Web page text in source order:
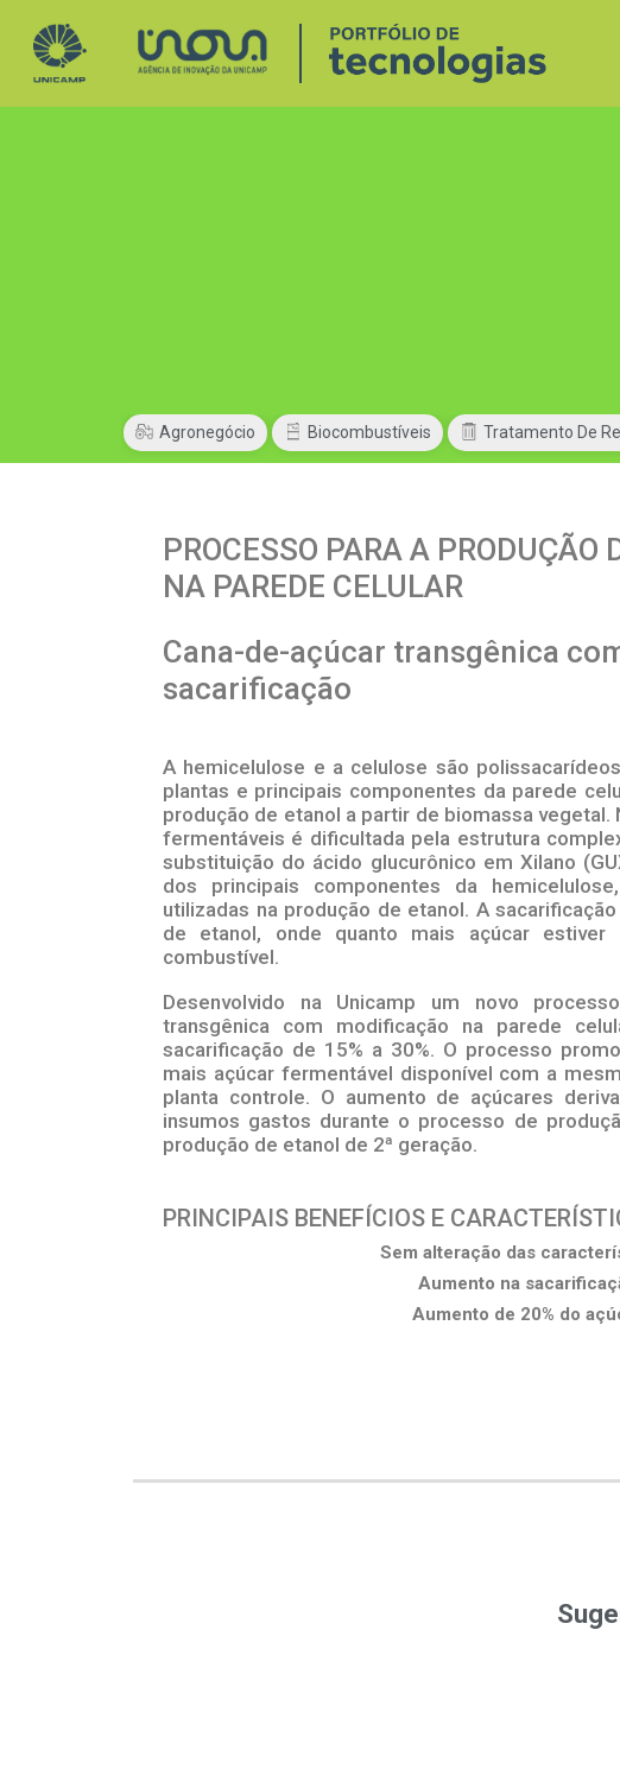
Agronegócio Biocombustíveis Tratamento De
PROCESSO PARA A
NA PAREDE CELULAR
Cana-de-açúcar transgênica
sacarificação
A hemicelulose e a celulose são
plantas e principais componentes da parede
produção de etanol a partir de biomassa
fermentáveis é dificultada pela estrutura
substituição do ácido glucurônico em Xilano
dos principais componentes da
utilizadas na produção de etanol. A
de etanol, onde quanto mais açúcar
combustível.
Desenvolvido na Unicamp um novo
transgênica com modificação na parede
sacarificação de 15% a 30%. O processo
mais açúcar fermentável disponível com a
planta controle. O aumento de açúcares
insumos gastos durante o processo de
produção de etanol de 2ª geração.
PRINCIPAIS BENEFÍCIOS E
Sem alteração das
Aumento na
Aumento de 20% do